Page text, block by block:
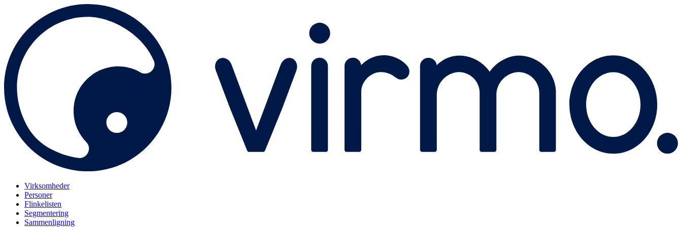
Virksomheder
Personer
Flinkelisten
Segmentering
Sammenligning